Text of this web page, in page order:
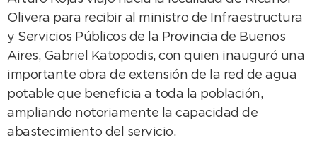
Olivera para recibir al ministro de Infraestructura
y Servicios Públicos de la Provincia de Buenos
Aires, Gabriel Katopodis, con quien inauguró una
importante obra de extensión de la red de agua
potable que beneficia a toda la población,
ampliando notoriamente la capacidad de
abastecimiento del servicio.